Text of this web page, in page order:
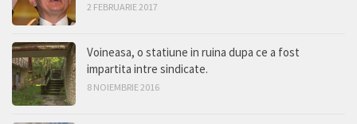
2 FEBRUARIE 2017
Voineasa, o statiune in ruina dupa ce a fost
impartita intre sindicate.
8 NOIEMBRIE 2016